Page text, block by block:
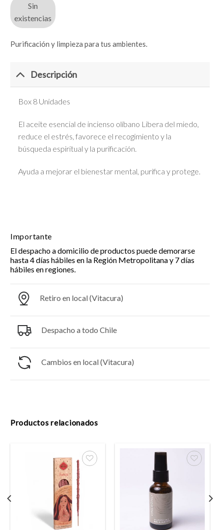
Sin
existencias
Purificación y limpieza para tus ambientes.
Descripción
Box 8 Unidades
El aceite esencial de incienso olíbano Libera del miedo,
reduce el estrés, favorece el recogimiento y la
búsqueda espiritual y la purificación.
Ayuda a mejorar el bienestar mental, purifica y protege.
Importante
El despacho a domicilio de productos puede demorarse
hasta 4 días hábiles en la Región Metropolitana y 7 días
hábiles en regiones.
Retiro en local (Vitacura)
Despacho a todo Chile
Cambios en local (Vitacura)
Productos relacionados
Añadir
deseos